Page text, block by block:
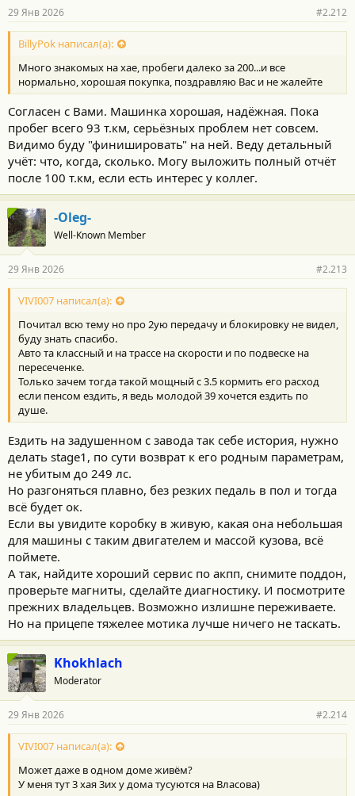
н
о
с
и
:
29 Янв 2026 #2.212
BillyPok написал(а):
Много знакомых на хае, пробеги далеко за 200...и все
нормально, хорошая покупка, поздравляю Вас и не жалейте
Согласен с Вами. Машинка хорошая, надёжная. Пока
пробег всего 93 т.км, серьёзных проблем нет совсем.
Видимо буду "финишировать" на ней. Веду детальный
учёт: что, когда, сколько. Могу выложить полный отчёт
после 100 т.км, если есть интерес у коллег.
-Oleg-
Well-Known Member
29 Янв 2026 #2.213
VIVI007 написал(а):
Почитал всю тему но про 2ую передачу и блокировку не видел,
буду знать спасибо.
Авто та классный и на трассе на скорости и по подвеске на
пересеченке.
Только зачем тогда такой мощный с 3.5 кормить его расход
если пенсом ездить, я ведь молодой 39 хочется ездить по
душе.
Ездить на задушенном с завода так себе история, нужно
делать stage1, по сути возврат к его родным параметрам,
не убитым до 249 лс.
Но разгоняться плавно, без резких педаль в пол и тогда
всё будет ок.
Если вы увидите коробку в живую, какая она небольшая
для машины с таким двигателем и массой кузова, всё
поймете.
А так, найдите хороший сервис по акпп, снимите поддон,
проверьте магниты, сделайте диагностику. И посмотрите
прежних владельцев. Возможно излишне переживаете.
Но на прицепе тяжелее мотика лучше ничего не таскать.
Khokhlach
Moderator
29 Янв 2026 #2.214
VIVI007 написал(а):
Может даже в одном доме живём?
У меня тут 3 хая 3их у дома тусуются на Власова)